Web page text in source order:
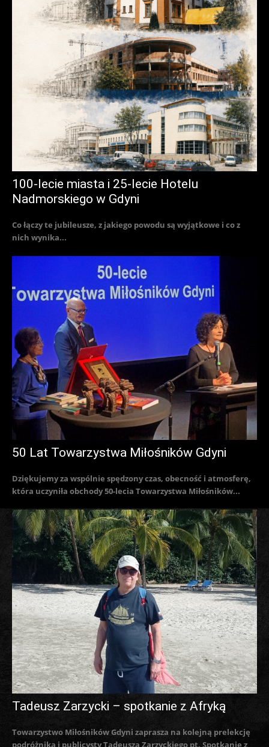
100-lecie miasta i 25-lecie Hotelu
Nadmorskiego w Gdyni
Co łączy te jubileusze, z jakiego powodu są wyjątkowe i co z
nich wynika...
50 Lat Towarzystwa Miłośników Gdyni
Dziękujemy za wspólnie spędzony czas, obecność i atmosferę,
która uczyniła obchody 50-lecia Towarzystwa Miłośników...
Tadeusz Zarzycki – spotkanie z Afryką
Towarzystwo Miłośników Gdyni zaprasza na kolejną prelekcję
podróżnika i publicysty Tadeusza Zarzyckiego pt. Spotkanie z